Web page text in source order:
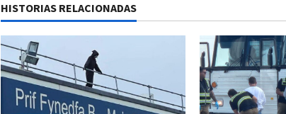
HISTORIAS RELACIONADAS